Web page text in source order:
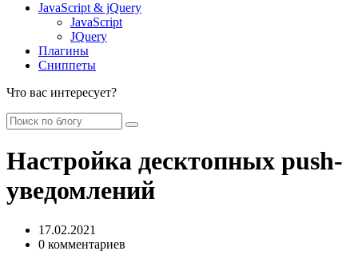
JavaScript & jQuery
JavaScript
JQuery
Плагины
Сниппеты
Что вас интересует?
Настройка десктопных push-
уведомлений
17.02.2021
0 комментариев